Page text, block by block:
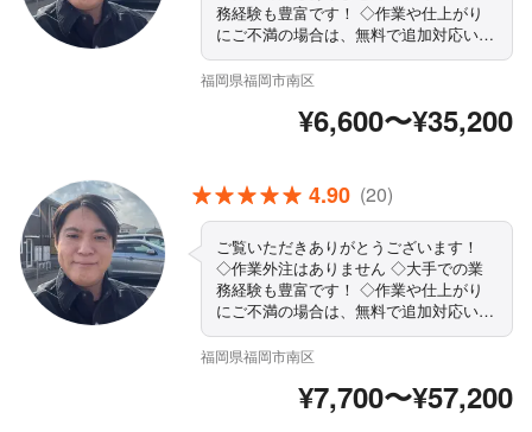
務経験も豊富です！ ◇作業や仕上がり
にご不満の場合は、無料で追加対応いた
します。 ◇営業時間外・対応地域外で
もご要望お聞きします！ ◇駐車代お店
はお気軽にご相談ください！
福岡県福岡市南区
¥6,600〜¥35,200
4.90 (20)
ご覧いただきありがとうございます！
◇作業外注はありません ◇大手での業
務経験も豊富です！ ◇作業や仕上がり
にご不満の場合は、無料で追加対応いた
します。 ◇営業時間外・対応地域外で
もご要望お聞きします！ ◇駐車代お店
はお気軽にご相談ください！
福岡県福岡市南区
¥7,700〜¥57,200